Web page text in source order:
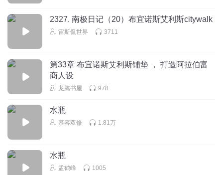
2327. 南极日记（20）布宜诺斯艾利斯citywalk
宙斯侃世界 3711
第33章 布宜诺斯艾利斯铺垫 ， 打造阿拉伯富
商人设
龙腾书屋 978
水瓶
慕容双修 1.81万
水瓶
孟鹤峰 1005